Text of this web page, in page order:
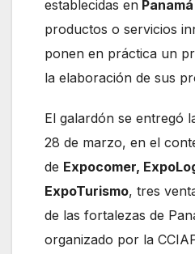
establecidas en Panamá
productos o servicios
ponen en práctica un
la elaboración de sus
El galardón se entregó
28 de marzo, en el
de Expocomer,
ExpoTurismo, tres
de las fortalezas de
organizado por la